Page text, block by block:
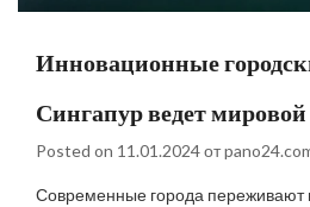
Инновационные
Сингапур ведет мировой
Posted on 11.01.2024от
Современные города